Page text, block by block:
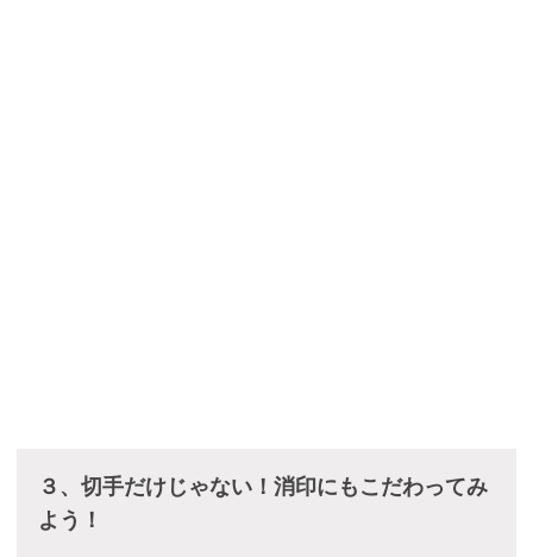
３、切手だけじゃない！消印にもこだわってみ
よう！